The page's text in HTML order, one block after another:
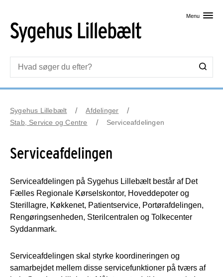
Menu
Sygehus Lillebælt
Afdelinger
Stab, Service og Centre
Serviceafdelingen
Serviceafdelingen
Serviceafdelingen på Sygehus Lillebælt består af Det
Fælles Regionale Kørselskontor, Hoveddepoter og
Sterillagre, Køkkenet, Patientservice, Portørafdelingen,
Rengøringsenheden, Sterilcentralen og Tolkecenter
Syddanmark.
Serviceafdelingen skal styrke koordineringen og
samarbejdet mellem disse servicefunktioner på tværs af